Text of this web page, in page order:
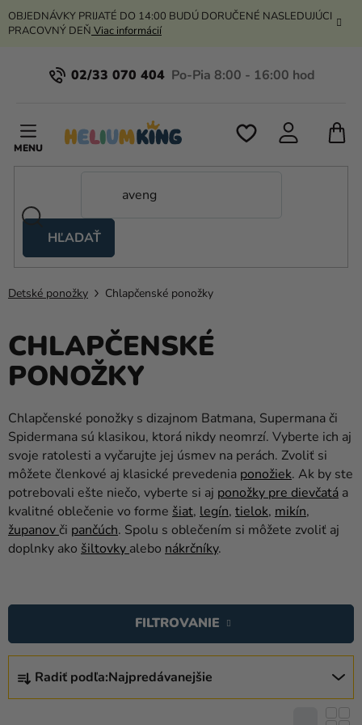
Prejsť
na
OBJEDNÁVKY PRIJATÉ DO 14:00 BUDÚ DORUČENÉ NASLEDUJÚCI
PRACOVNÝ DEŇ Viac informácií
02/33 070 404
HĽADAŤ
stany
Kanekalon
Hélium
a
balóny
Párty
Výzdoba
a
doplnky
Karnevalové
kostýmy a
Pečenie
Novinky
Detské ponožky Chlapčenské ponožky
CHLAPČENSKÉ
PONOŽKY
Chlapčenské ponožky s dizajnom Batmana, Supermana či
Spidermana sú klasikou, ktorá nikdy neomrzí. Vyberte ich aj
svoje ratolesti a vyčarujte jej úsmev na perách. Zvoliť si
môžete členkové aj klasické prevedenia ponožiek. Ak by ste
potrebovali ešte niečo, vyberte si aj ponožky pre dievčatá a
kvalitné oblečenie vo forme šiat, legín, tielok, mikín,
županov či pančúch. Spolu s oblečením si môžete zvoliť aj
doplnky ako šiltovky alebo nákrčníky.
A
D
Radiť podľa:Najpredávanejšie
FILTROVANIE
Ý
P
I
S
P